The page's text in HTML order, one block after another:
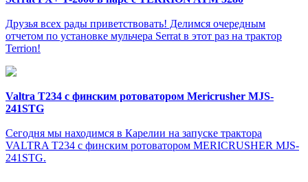
Друзья всех рады приветствовать! Делимся очередным
отчетом по установке мульчера Serrat в этот раз на трактор
Terrion!
Valtra T234 c финским ротоватором Mericrusher MJS-
241STG
Сегодня мы находимся в Карелии на запуске трактора
VALTRA T234 с финским ротоватором MERICRUSHER MJS-
241STG.